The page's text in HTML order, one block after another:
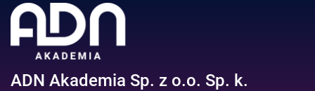
ADN Akademia Sp. z o.o. Sp. k.